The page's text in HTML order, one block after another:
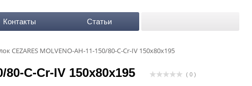
Контакты Статьи
CEZARES MOLVENO-AH-11-150/80-C-Cr-IV 150x80x195
C-Cr-IV 150x80x195 ( 0 )